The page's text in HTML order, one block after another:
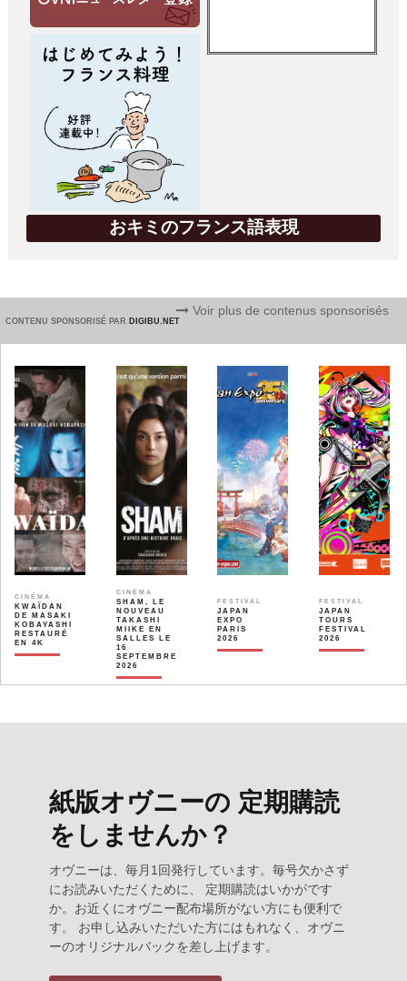
おキミのフランス語表現
CONTENU SPONSORISÉ PAR DIGIBU.NET
Voir plus de contenus sponsorisés
CINÉMA
KWAÏDAN
DE MASAKI
KOBAYASHI
RESTAURÉ
EN 4K
CINÉMA
SHAM, LE
NOUVEAU
TAKASHI
MIIKE EN
SALLES LE
16
SEPTEMBRE
2026
FESTIVAL
JAPAN
EXPO
PARIS
2026
FESTIVAL
JAPAN
TOURS
FESTIVAL
2026
紙版オヴニーの 定期購読
をしませんか？
オヴニーは、毎月1回発行しています。毎号欠かさず
にお読みいただくために、 定期購読はいかがです
か。お近くにオヴニー配布場所がない方にも便利で
す。 お申し込みいただいた方にはもれなく、オヴニ
ーのオリジナルバックを差し上げます。